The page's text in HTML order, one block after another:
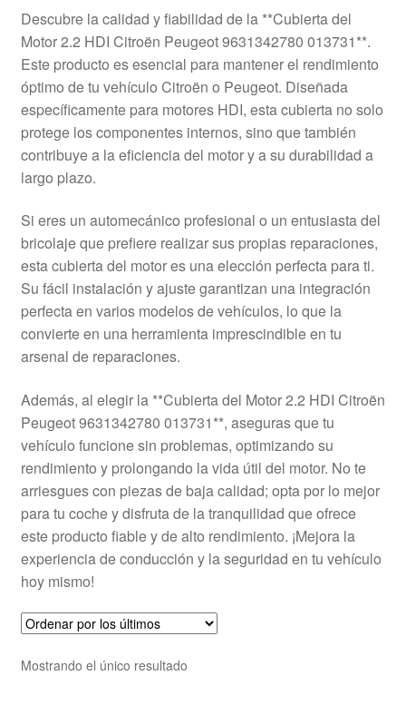
Contacto
Envío al mundo entero
Mi cuenta
Pagos
Procedimiento de Reclamación
Queja
Sobre nosotros
Términos y Condiciones
Transporte
Descubre la calidad y fiabilidad de la **Cubierta del
Motor 2.2 HDI Citroën Peugeot 9631342780 013731**.
Este producto es esencial para mantener el rendimiento
óptimo de tu vehículo Citroën o Peugeot. Diseñada
específicamente para motores HDI, esta cubierta no solo
protege los componentes internos, sino que también
contribuye a la eficiencia del motor y a su durabilidad a
largo plazo.
Si eres un automecánico profesional o un entusiasta del
bricolaje que prefiere realizar sus propias reparaciones,
esta cubierta del motor es una elección perfecta para ti.
Su fácil instalación y ajuste garantizan una integración
perfecta en varios modelos de vehículos, lo que la
convierte en una herramienta imprescindible en tu
arsenal de reparaciones.
Además, al elegir la **Cubierta del Motor 2.2 HDI Citroën
Peugeot 9631342780 013731**, aseguras que tu
vehículo funcione sin problemas, optimizando su
rendimiento y prolongando la vida útil del motor. No te
arriesgues con piezas de baja calidad; opta por lo mejor
para tu coche y disfruta de la tranquilidad que ofrece
este producto fiable y de alto rendimiento. ¡Mejora la
experiencia de conducción y la seguridad en tu vehículo
hoy mismo!
Mostrando el único resultado